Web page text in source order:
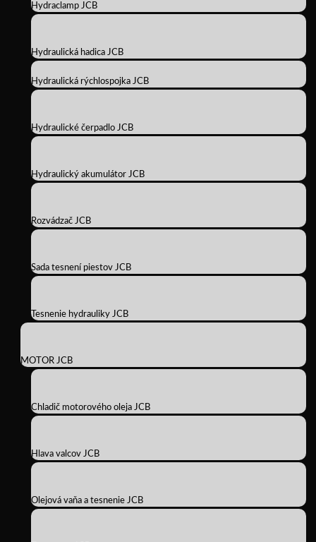
Hydraclamp JCB
Hydraulická hadica JCB
Hydraulická rýchlospojka JCB
Hydraulické čerpadlo JCB
Hydraulický akumulátor JCB
Rozvádzač JCB
Sada tesnení piestov JCB
Tesnenie hydrauliky JCB
MOTOR JCB
Chladič motorového oleja JCB
Hlava valcov JCB
Olejová vaňa a tesnenie JCB